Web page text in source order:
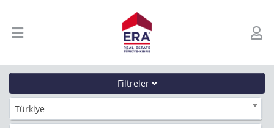
Filtreler
Türkiye